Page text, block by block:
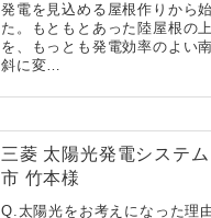
発電を見込める屋根作りから
た。もともとあった陸屋根の
を、もっとも発電効率のよい
斜に変…
三菱 太陽光発電システ
市 竹本様
Q.太陽光をお考えになった理